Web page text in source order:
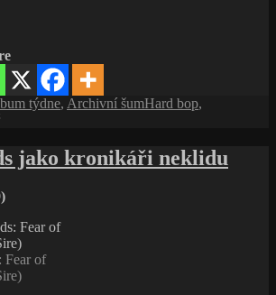
týdne, Archivní šumŠtítky:
Hard bop,
pro
s
názvem
Reece:
jedné
desky
a pověsti,
která
jako kronikáři neklidu
Fear of